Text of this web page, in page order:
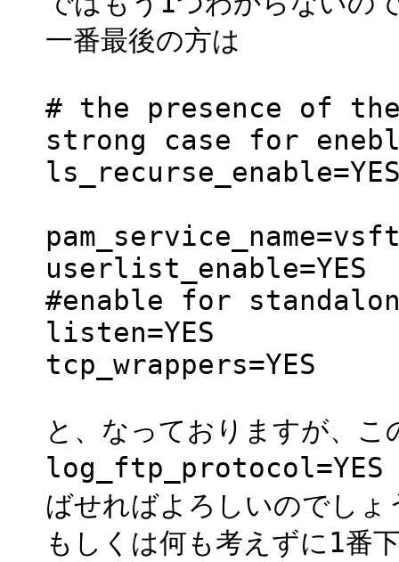
一番最後の方は
# the presence of
strong case for
userlist_enable=YES
#enable for
listen=YES
tcp_wrappers=YES
と、なっておりますが、
log_ftp_protocol=YES
ばせればよろしいのでしょ
もしくは何も考えずに1番